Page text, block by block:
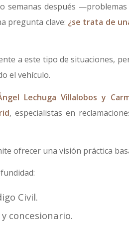
semanas después
pregunta clave: ¿se trata de
a este tipo de situaciones,
el vehículo.
Lechuga Villalobos y
, especialistas en
ofrecer una visión práctica
Civil.
concesionario.